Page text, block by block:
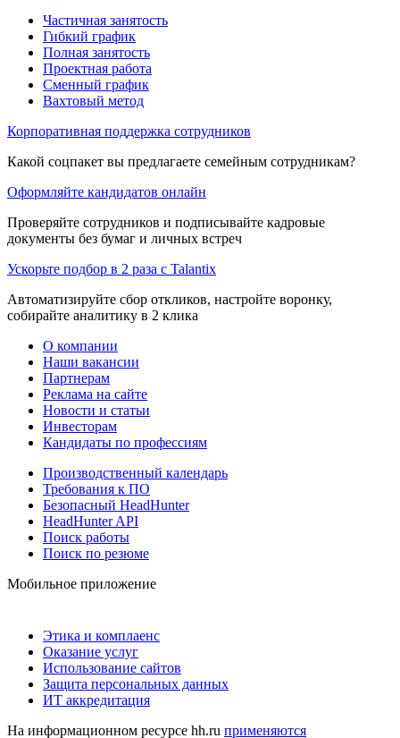
Частичная занятость
Гибкий график
Полная занятость
Проектная работа
Сменный график
Вахтовый метод
Корпоративная поддержка сотрудников
Какой соцпакет вы предлагаете семейным сотрудникам?
Оформляйте кандидатов онлайн
Проверяйте сотрудников и подписывайте кадровые
документы без бумаг и личных встреч
Ускорьте подбор в 2 раза с Talantix
Автоматизируйте сбор откликов, настройте воронку,
собирайте аналитику в 2 клика
О компании
Наши вакансии
Партнерам
Реклама на сайте
Новости и статьи
Инвесторам
Кандидаты по профессиям
Производственный календарь
Требования к ПО
Безопасный HeadHunter
HeadHunter API
Поиск работы
Поиск по резюме
Мобильное приложение
Этика и комплаенс
Оказание услуг
Использование сайтов
Защита персональных данных
ИТ аккредитация
На информационном ресурсе hh.ru применяются